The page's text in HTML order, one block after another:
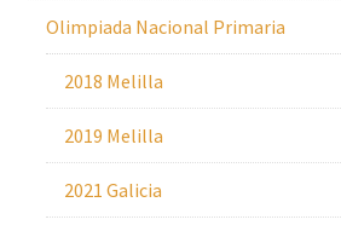
Olimpiada Nacional Primaria
2018 Melilla
2019 Melilla
2021 Galicia